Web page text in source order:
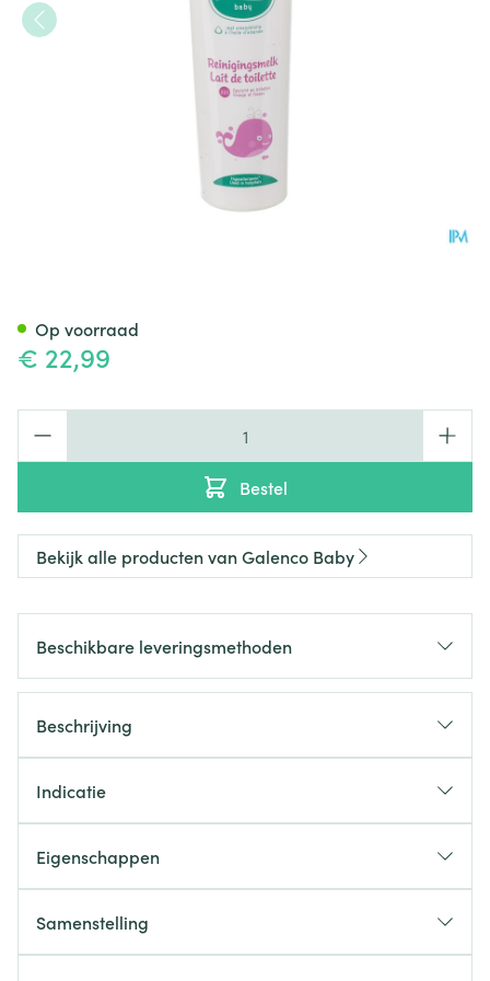
€ 22,99
Bestel
Op voorraad
Bekijk alle producten van Galenco Baby
Beschikbare leveringsmethoden
Beschrijving
Indicatie
Eigenschappen
Samenstelling